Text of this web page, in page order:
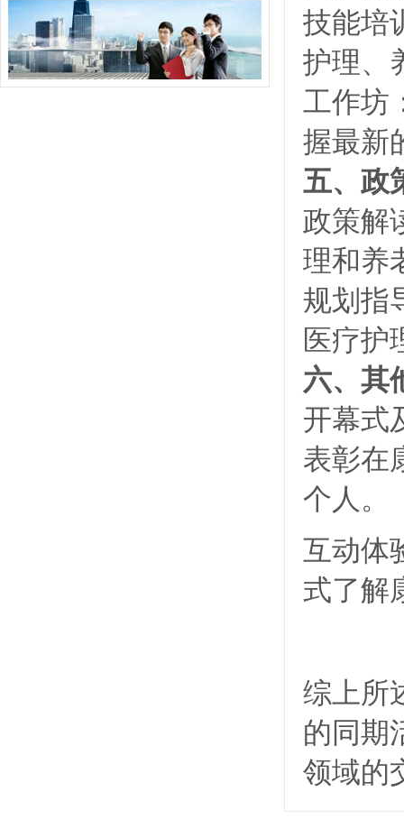
技能培
护理、
工作坊
握最新
五、政
政策解
理和养
规划指
医疗护
六、其
开幕式
表彰在
个人。
互动体
式了解
综上所
的同期
领域的